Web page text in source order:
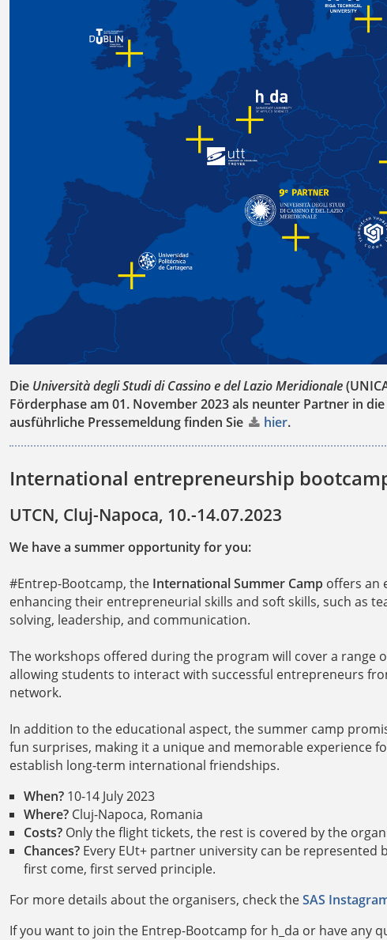
Die Università degli Studi di Cassino e del Lazio Meridionale
Förderphase am 01. November 2023 als neunter Partner in
ausführliche Pressemeldung finden Sie
hier.
International entrepreneurship
UTCN, Cluj-Napoca, 10.-14.07.2023
We have a summer opportunity for you:
#Entrep-Bootcamp, the International Summer Camp offers an
enhancing their entrepreneurial skills and soft skills, such as
solving, leadership, and communication.
The workshops offered during the program will cover a
allowing students to interact with successful entrepreneurs
network.
In addition to the educational aspect, the summer camp
fun surprises, making it a unique and memorable experience
establish long-term international friendships.
When?10-14 July 2023
Where?Cluj-Napoca, Romania
Costs?Only the flight tickets, the rest is covered by the
Chances?Every EUt+ partner university can be represented
first come, first served principle.
For more details about the organisers, check theSAS
If you want to join the Entrep-Bootcamp for h_da or have any